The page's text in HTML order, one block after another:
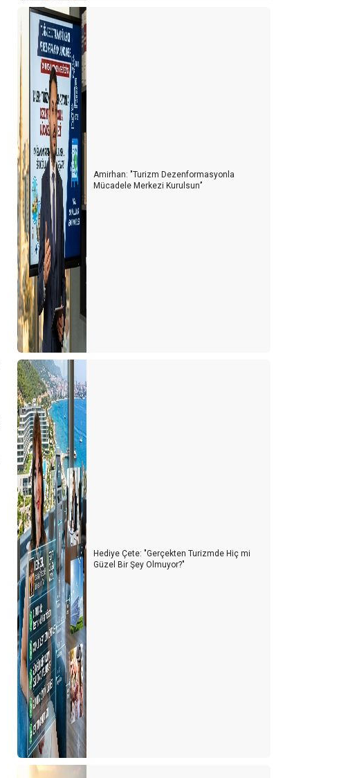
Amirhan: "Turizm Dezenformasyonla
Mücadele Merkezi Kurulsun’’
Hediye Çete: "Gerçekten Turizmde Hiç mi
Güzel Bir Şey Olmuyor?"